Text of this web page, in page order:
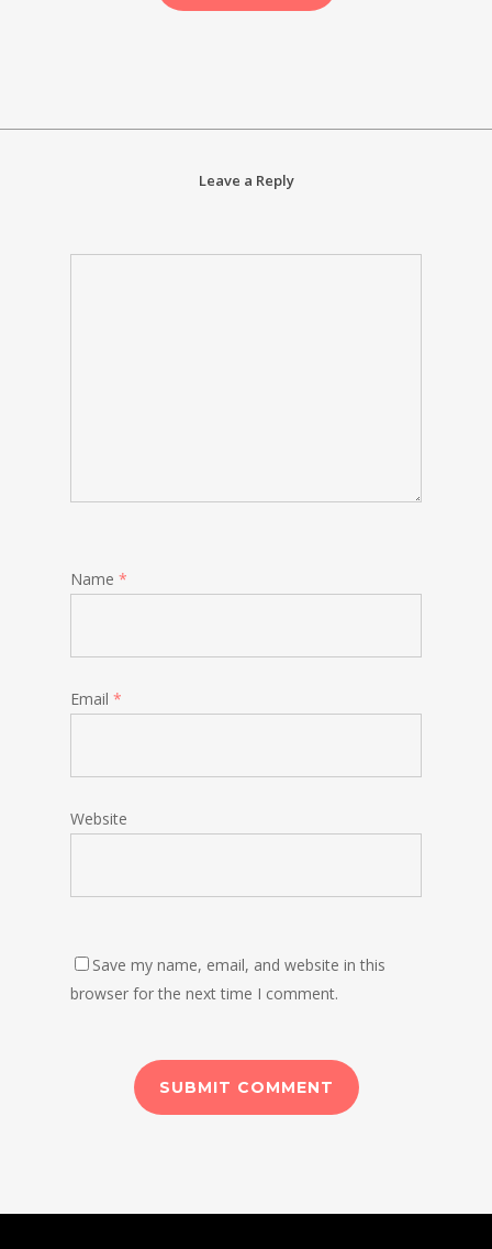
Leave a Reply
Name *
Email *
Website
Save my name, email, and website in this
browser for the next time I comment.